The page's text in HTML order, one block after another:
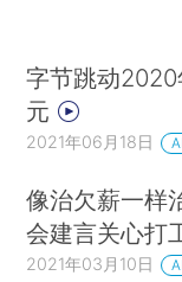
字节跳动
元
2021年06月18日
像治欠薪一样
会建言关心打
2021年03月10日